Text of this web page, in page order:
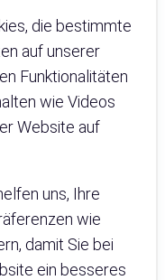
die bestimmte
auf unserer
Funktionalitäten
wie Videos
Website auf
uns, Ihre
wie
damit Sie bei
ein besseres